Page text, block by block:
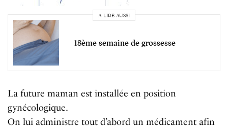
A LIRE AUSSI
18ème semaine de grossesse
La future maman est installée en position
gynécologique.
On lui administre tout d’abord un médicament afin